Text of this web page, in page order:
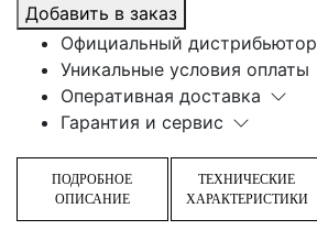
Добавить в заказ
Официальный дистрибьютор
Уникальные условия оплаты
Оперативная доставка
Гарантия и сервис
ПОДРОБНОЕ
ОПИСАНИЕ
ТЕХНИЧЕСКИЕ
ХАРАКТЕРИСТИКИ